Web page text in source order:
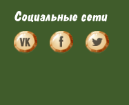
Социальные сети